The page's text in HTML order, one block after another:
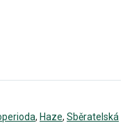
, Haze, Sběratelská